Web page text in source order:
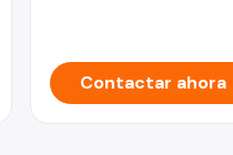
Contactar ahora